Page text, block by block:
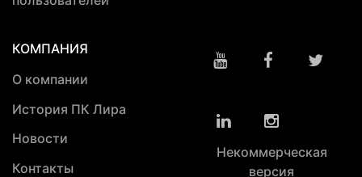
КОМПАНИЯ
О компании
История ПК Лира
Новости
Контакты
Некоммерческая
версия